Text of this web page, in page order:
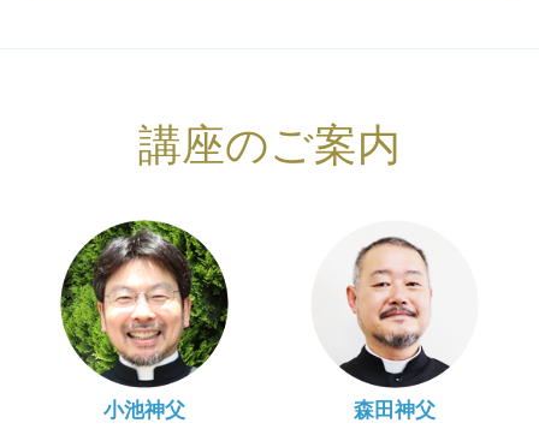
講座のご案内
小池神父 森田神父